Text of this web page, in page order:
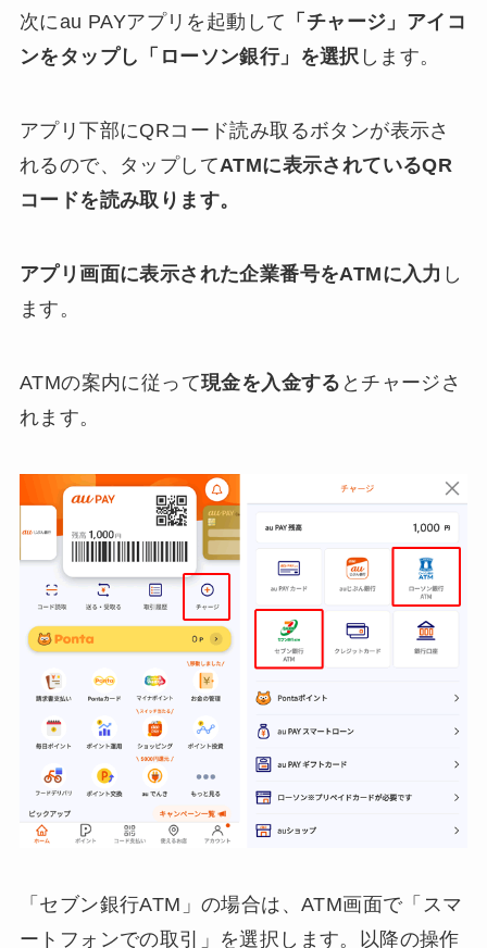
次にau PAYアプリを起動して 「チャージ」アイコ
ンをタップし「ローソン銀行」を選択 します。
アプリ下部にQRコード読み取るボタンが表示さ
れるので、タップしてATMに表示されているQR
コードを読み取ります。
アプリ画面に表示された企業番号をATMに入力 し
ます。
ATMの案内に従って現金を入金する とチャージさ
れます。
「セブン銀行ATM」の場合は、ATM画面で「スマ
ートフォンでの取引」を選択します。以降の操作